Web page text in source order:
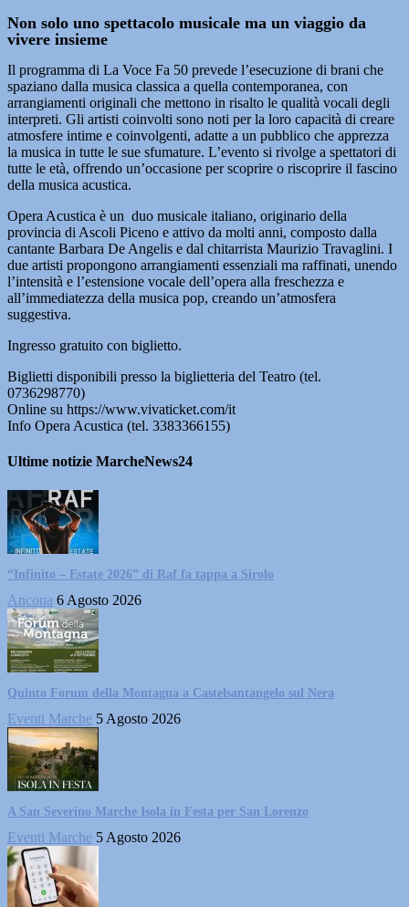
Non solo uno spettacolo musicale ma un viaggio da
vivere insieme
Il programma di La Voce Fa 50 prevede l’esecuzione di brani che
spaziano dalla musica classica a quella contemporanea, con
arrangiamenti originali che mettono in risalto le qualità vocali degli
interpreti. Gli artisti coinvolti sono noti per la loro capacità di creare
atmosfere intime e coinvolgenti, adatte a un pubblico che apprezza
la musica in tutte le sue sfumature. L’evento si rivolge a spettatori di
tutte le età, offrendo un’occasione per scoprire o riscoprire il fascino
della musica acustica.
Opera Acustica è un duo musicale italiano, originario della
provincia di Ascoli Piceno e attivo da molti anni, composto dalla
cantante Barbara De Angelis e dal chitarrista Maurizio Travaglini. I
due artisti propongono arrangiamenti essenziali ma raffinati, unendo
l’intensità e l’estensione vocale dell’opera alla freschezza e
all’immediatezza della musica pop, creando un’atmosfera
suggestiva.
Ingresso gratuito con biglietto.
Biglietti disponibili presso la biglietteria del Teatro (tel.
0736298770)
Online su https://www.vivaticket.com/it
Info Opera Acustica (tel. 3383366155)
Ultime notizie MarcheNews24
“Infinito – Estate 2026” di Raf fa tappa a Sirolo
Ancona 6 Agosto 2026
Quinto Forum della Montagna a Castelsantangelo sul Nera
Eventi Marche 5 Agosto 2026
A San Severino Marche Isola in Festa per San Lorenzo
Eventi Marche 5 Agosto 2026